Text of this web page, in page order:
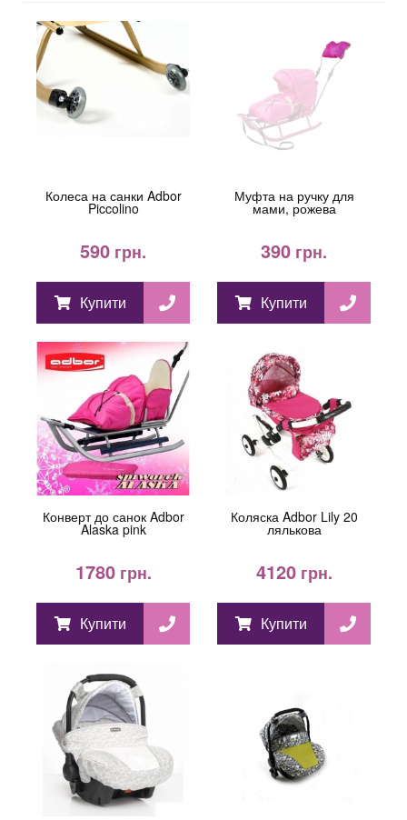
Колеса на санки Adbor
Piccolino
590 грн.
Купити
Муфта на ручку для
мами, рожева
390 грн.
Купити
Конверт до санок Adbor
Alaska pink
1780грн.
Купити
Коляска Adbor Lily 20
лялькова
4120грн.
Купити